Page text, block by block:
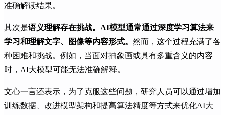
准确解读结果。
其次是语义理解存在挑战。AI模型通常通过深度学习算法来
学习和理解文字、图像等内容形式。 然而，这个过程充满了各
种困难和挑战。例如，当面对抽象画或具有多重含义的内容
时，AI大模型可能无法准确解释。
文心一言还表示，为了克服这些问题，研究人员可以通过增加
训练数据、改进模型架构和提高算法精度等方式来优化AI大